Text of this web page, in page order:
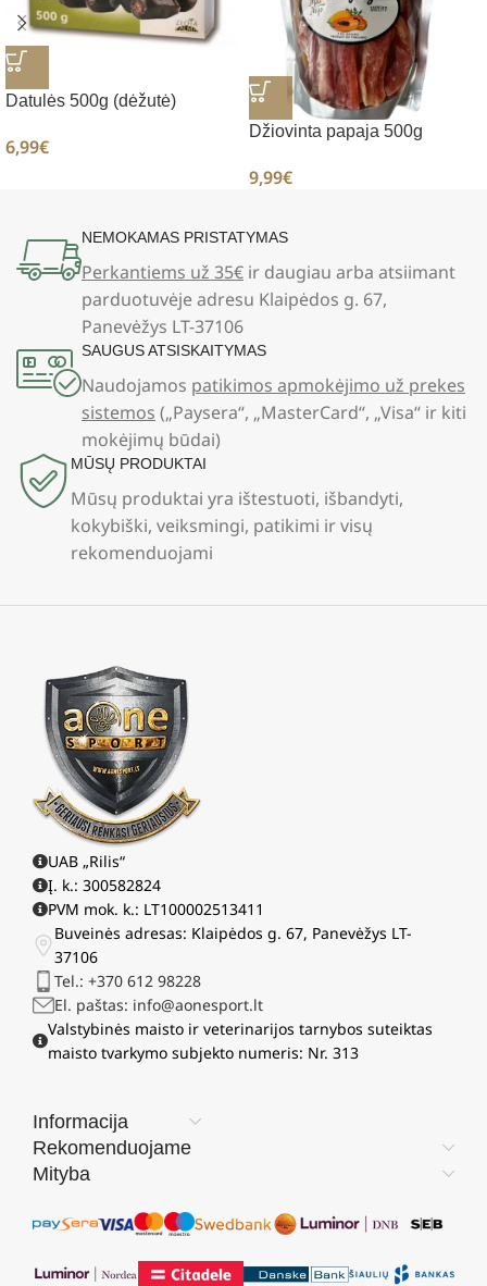
Datulės 500g (dėžutė)
6,99€
Džiovinta papaja 500g
9,99€
NEMOKAMAS PRISTATYMAS
Perkantiems už 35€ ir daugiau arba atsiimant
parduotuvėje adresu Klaipėdos g. 67,
Panevėžys LT-37106
SAUGUS ATSISKAITYMAS
Naudojamos patikimos apmokėjimo už prekes
sistemos („Paysera“, „MasterCard“, „Visa“ ir kiti
mokėjimų būdai)
MŪSŲ PRODUKTAI
Mūsų produktai yra ištestuoti, išbandyti,
kokybiški, veiksmingi, patikimi ir visų
rekomenduojami
UAB „Rilis“
Į. k.: 300582824
PVM mok. k.: LT100002513411
Buveinės adresas: Klaipėdos g. 67, Panevėžys LT-
37106
Tel.: +370 612 98228
El. paštas: info@aonesport.lt
Valstybinės maisto ir veterinarijos tarnybos suteiktas
maisto tvarkymo subjekto numeris: Nr. 313
Informacija
Rekomenduojame
Mityba